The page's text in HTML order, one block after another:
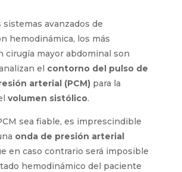
avanzados de
hemodinámica, los más
cirugía mayor abdominal son
el contorno del pulso de
arterial (PCM)para la
volumen sistólico.
sea fiable, es imprescindible
onda de presión arterial
en caso contrario será imposible
hemodinámico del paciente